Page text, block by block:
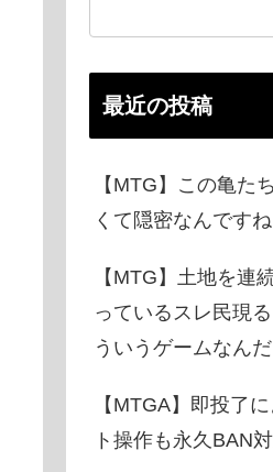
最近の投稿
【MTG】この亀た
くて隠密なんですね
【MTG】土地を連
っているスレ民現
ういうゲームなんだ
【MTGA】即投了
ト操作も永久BAN